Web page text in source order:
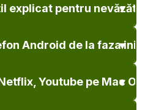
explicat pentru nevăzători
Android de la faza
Youtube pe Mac OS X